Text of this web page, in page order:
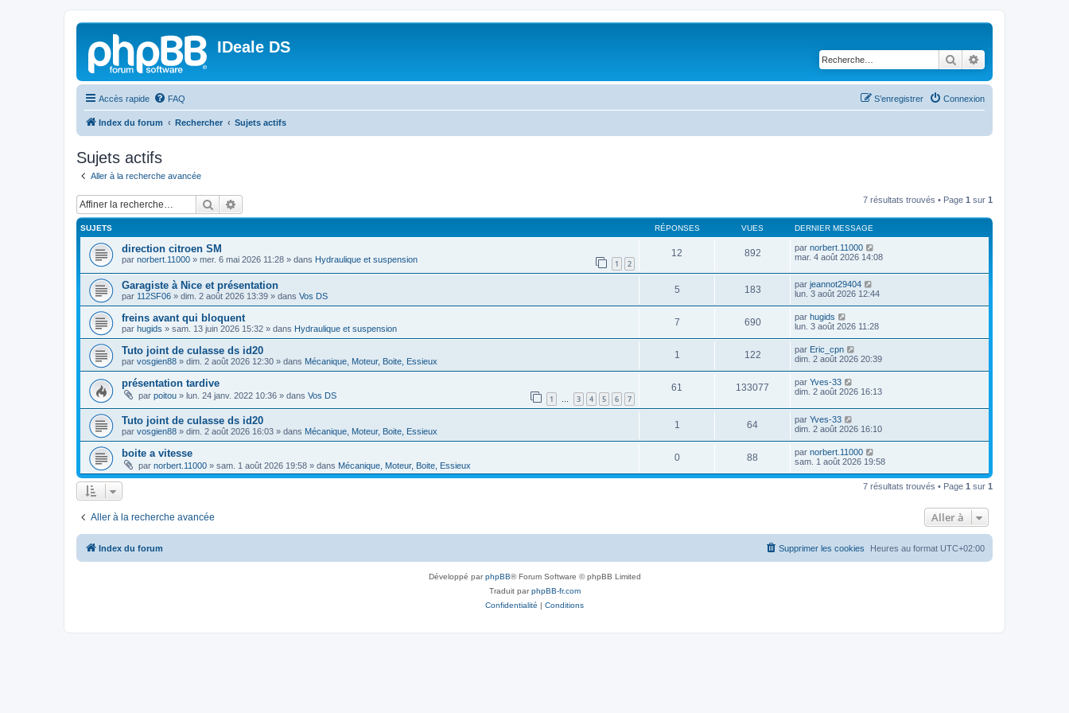
IDeale DS
Rechercher
Accès rapide FAQ Connexion
S’enregistrer
Index du forum Rechercher Sujets actifs
Sujets actifs
Aller à la recherche avancée
Rechercher 7 résultats trouvés • Page 1 sur 1
SUJETS RÉPONSES VUES DERNIER MESSAGE
direction citroen SM
par norbert.11000 » mer. 6 mai 2026 11:28 » dans Hydraulique et suspension 1 2
12 892 par norbert.11000
mar. 4 août 2026 14:08
Garagiste à Nice et présentation
par 112SF06 » dim. 2 août 2026 13:39 » dans Vos DS
5 183 par jeannot29404
lun. 3 août 2026 12:44
freins avant qui bloquent
par hugids » sam. 13 juin 2026 15:32 » dans Hydraulique et suspension
7 690 par hugids
lun. 3 août 2026 11:28
Tuto joint de culasse ds id20
par vosgien88 » dim. 2 août 2026 12:30 » dans Mécanique, Moteur, Boite, Essieux
1 122 par Eric_cpn
dim. 2 août 2026 20:39
présentation tardive
par poitou » lun. 24 janv. 2022 10:36 » dans Vos DS 1 … 3 4 5 6 7
61 133077 par Yves-33
dim. 2 août 2026 16:13
Tuto joint de culasse ds id20
par vosgien88 » dim. 2 août 2026 16:03 » dans Mécanique, Moteur, Boite, Essieux
1 64 par Yves-33
dim. 2 août 2026 16:10
boite a vitesse
par norbert.11000 » sam. 1 août 2026 19:58 » dans Mécanique, Moteur, Boite, Essieux
0 88 par norbert.11000
sam. 1 août 2026 19:58
7 résultats trouvés • Page 1 sur 1
Aller à la recherche avancée Aller à
Index du forum Heures au format UTC+02:00
Supprimer les cookies
Développé parphpBB® Forum Software © phpBB Limited
Traduit parphpBB-fr.com
Confidentialité | Conditions